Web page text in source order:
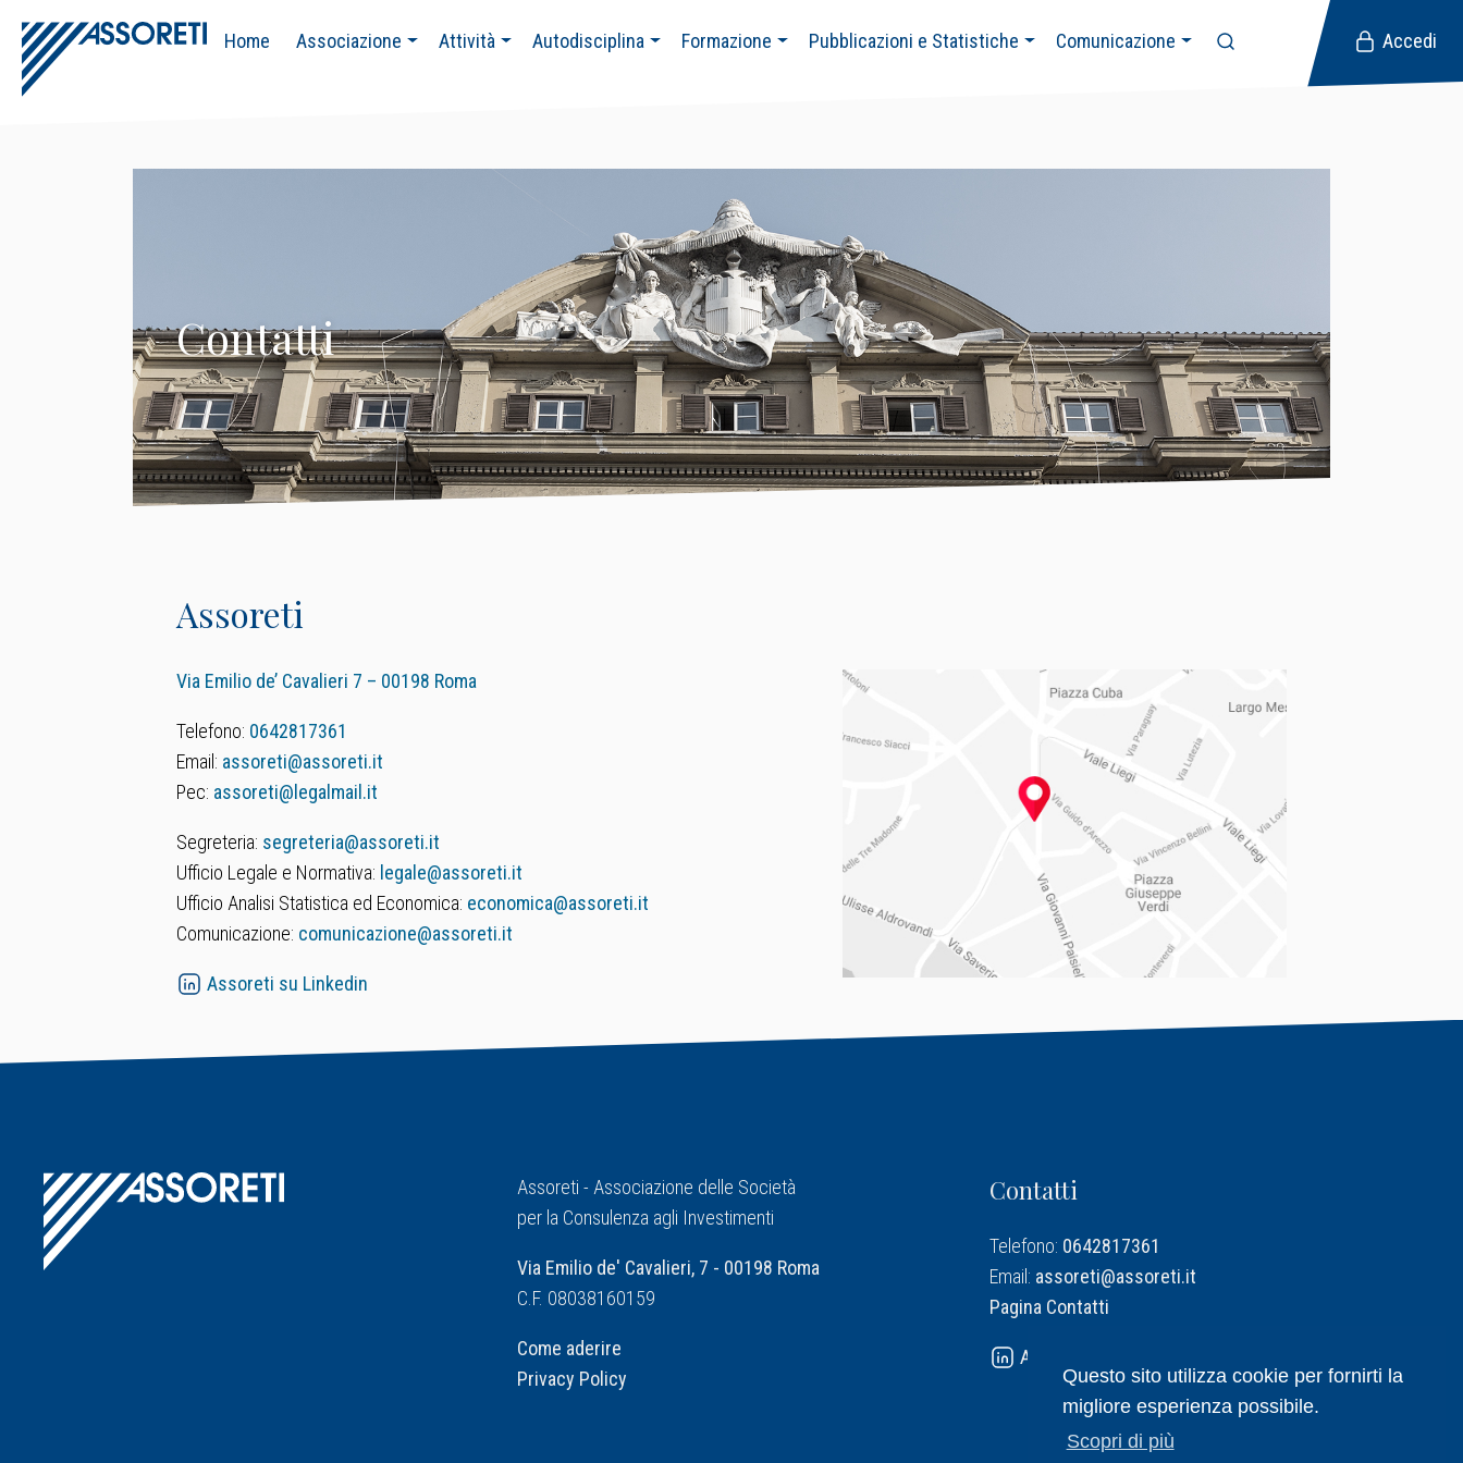
Questo sito utilizza cookie per fornirti la
migliore esperienza possibile.
Scopri di più
Accedi
Home Associazione Attività Autodisciplina Formazione Pubblicazioni e Statistiche Comunicazione
Contatti
Assoreti
Via Emilio de’ Cavalieri 7 – 00198 Roma
Telefono: 0642817361
Email: assoreti@assoreti.it
Pec: assoreti@legalmail.it
Segreteria: segreteria@assoreti.it
Ufficio Legale e Normativa: legale@assoreti.it
Ufficio Analisi Statistica ed Economica: economica@assoreti.it
Comunicazione: comunicazione@assoreti.it
Assoreti su Linkedin
Assoreti - Associazione delle Società
per la Consulenza agli Investimenti
Via Emilio de' Cavalieri, 7 - 00198 Roma
C.F. 08038160159
Come aderire
Privacy Policy
Contatti
Telefono: 0642817361
Email: assoreti@assoreti.it
Pagina Contatti
Assoreti su Linkedin